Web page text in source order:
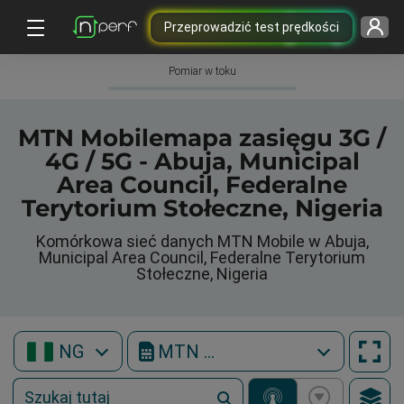
Przeprowadzić test prędkości
Pomiar w toku
MTN Mobilemapa zasięgu 3G /
4G / 5G - Abuja, Municipal
Area Council, Federalne
Terytorium Stołeczne, Nigeria
Komórkowa sieć danych MTN Mobile w Abuja,
Municipal Area Council, Federalne Terytorium
Stołeczne, Nigeria
NG MTN Mobile